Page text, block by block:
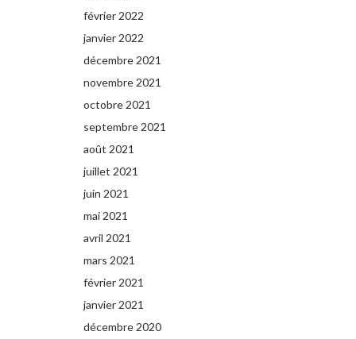
février 2022
janvier 2022
décembre 2021
novembre 2021
octobre 2021
septembre 2021
août 2021
juillet 2021
juin 2021
mai 2021
avril 2021
mars 2021
février 2021
janvier 2021
décembre 2020